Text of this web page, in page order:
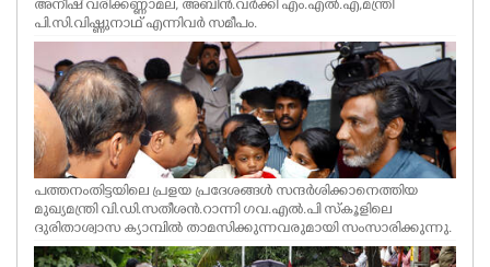
അനീഷ് വരിക്കണ്ണാമല, അബിൻ.വർക്കി എം.എൽ.എ,മന്ത്രി
പി.സി.വിഷ്ണുനാഥ് എന്നിവർ സമീപം.
പത്തനംതിട്ടയിലെ പ്രളയ പ്രദേശങ്ങൾ സന്ദർശിക്കാനെത്തിയ
മുഖ്യമന്ത്രി വി.ഡി.സതീശൻ.റാന്നി ഗവ.എൽ.പി സ്കൂളിലെ
ദുരിതാശ്വാസ ക്യാമ്പിൽ താമസിക്കുന്നവരുമായി സംസാരിക്കുന്നു.